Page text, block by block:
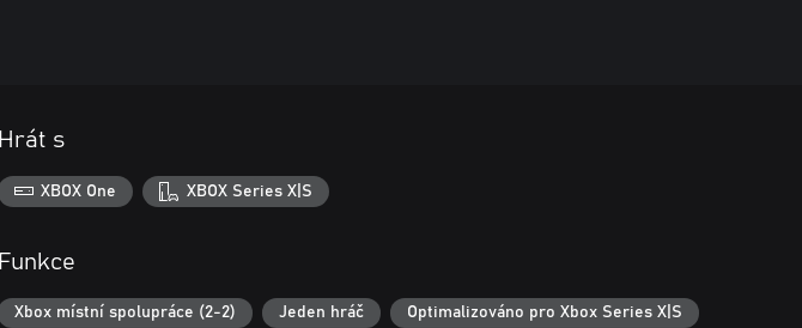
Hrát s
XBOX One XBOX Series X|S
Funkce
Xbox místní spolupráce (2-2) Jeden hráč Optimalizováno pro Xbox Series X|S